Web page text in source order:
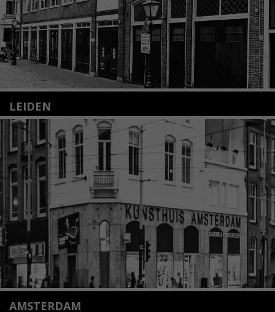
LEIDEN
Nieuwstraat 35
2312 KA Leiden
+31(0)71 – 52 84 480
info@kunsthuisleiden.nl
Lees meer
AMSTERDAM